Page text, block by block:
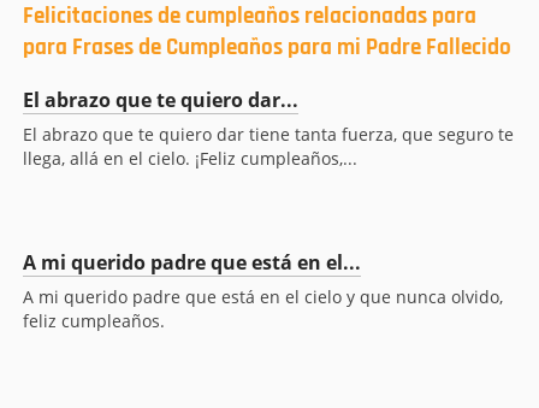
Felicitaciones de cumpleaños relacionadas para
para Frases de Cumpleaños para mi Padre Fallecido
El abrazo que te quiero dar...
El abrazo que te quiero dar tiene tanta fuerza, que seguro te
llega, allá en el cielo. ¡Feliz cumpleaños,...
A mi querido padre que está en el...
A mi querido padre que está en el cielo y que nunca olvido,
feliz cumpleaños.